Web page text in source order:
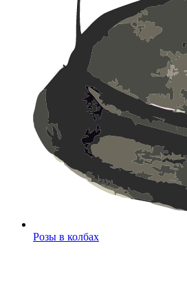
Розы в колбах